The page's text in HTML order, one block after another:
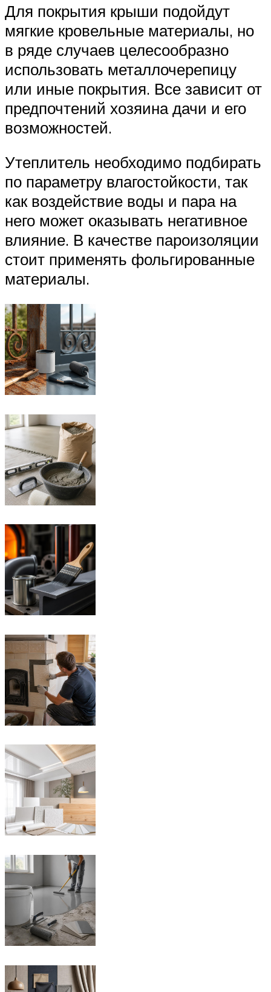
Для покрытия крыши подойдут
мягкие кровельные материалы, но
в ряде случаев целесообразно
использовать металлочерепицу
или иные покрытия. Все зависит от
предпочтений хозяина дачи и его
возможностей.
Утеплитель необходимо подбирать
по параметру влагостойкости, так
как воздействие воды и пара на
него может оказывать негативное
влияние. В качестве пароизоляции
стоит применять фольгированные
материалы.